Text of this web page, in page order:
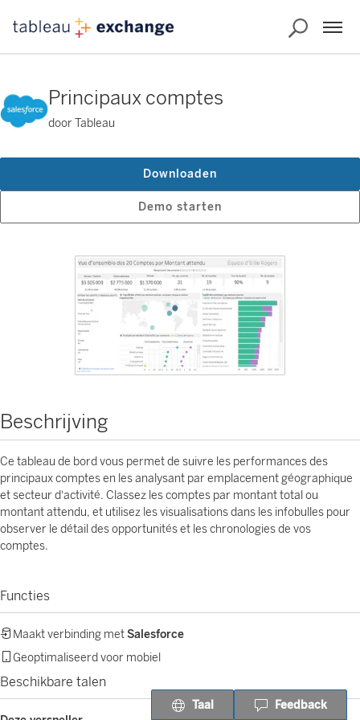
Principaux comptes
door Tableau
Demo starten
Downloaden
Beschrijving
Ce tableau de bord vous permet de suivre les performances des
principaux comptes en les analysant par emplacement géographique
et secteur d'activité. Classez les comptes par montant total ou
montant attendu, et utilisez les visualisations dans les infobulles pour
observer le détail des opportunités et les chronologies de vos
comptes.
Functies
Maakt verbinding metSalesforce
Geoptimaliseerd voor mobiel
Beschikbare talen
Taal Feedback